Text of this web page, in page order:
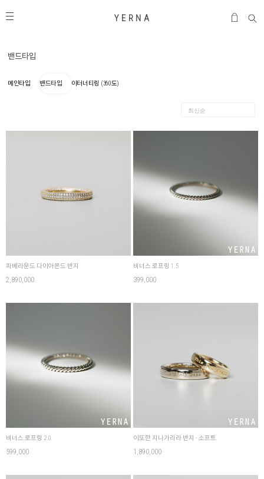
Y E R N A
밴드타입
메인타입 밴드타입 이터너티링 (360도)
파베라운드 다이아몬드 반지
2,890,000
비너스 로프링 1.5
399,000
비너스 로프링 2.0
599,000
이또한 지나가리라 반지 - 소프트
1,890,000